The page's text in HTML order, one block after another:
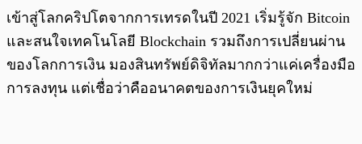
เข้าสู่โลกคริปโตจากการเทรดในปี 2021 เริ่มรู้จัก Bitcoin
และสนใจเทคโนโลยี Blockchain รวมถึงการเปลี่ยนผ่าน
ของโลกการเงิน มองสินทรัพย์ดิจิทัลมากกว่าแค่เครื่องมือ
การลงทุน แต่เชื่อว่าคืออนาคตของการเงินยุคใหม่